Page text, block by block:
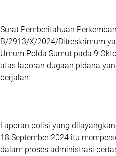
Surat Pemberitahuan
B/2913/X/2024/Ditreskrimum
Umum Polda Sumut pada 9
atas laporan dugaan pidana
berjalan.
Laporan polisi yang
18 September 2024 itu
dalam proses administrasi